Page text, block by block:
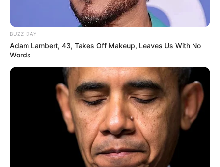
BUZZ DAY
Adam Lambert, 43, Takes Off Makeup, Leaves Us With No
Words